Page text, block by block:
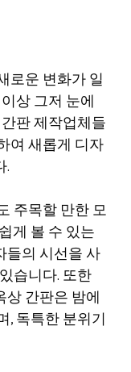
로운 변화가 일
상 그저 눈에
판 제작업체들
여 새롭게 디자
.
주목할 만한 모
게 볼 수 있는
들의 시선을 사
습니다. 또한
간판은 밤에
, 독특한 분위기